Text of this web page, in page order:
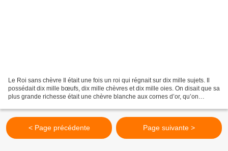
Le Roi sans chèvre Il était une fois un roi qui régnait sur dix mille sujets. Il
possédait dix mille bœufs, dix mille chèvres et dix mille oies. On disait que sa
plus grande richesse était une chèvre blanche aux cornes d’or, qu’on
< Page précédente Page suivante >